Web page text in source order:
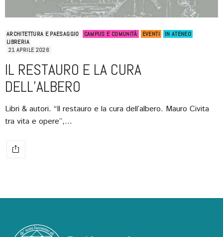
ARCHITETTURA E PAESAGGIO CAMPUS E COMUNITÀ EVENTI
IN ATENEO
LIBRERIA
21 APRILE 2026
IL RESTAURO E LA CURA
DELL’ALBERO
Libri & autori. “Il restauro e la cura dell’albero. Mauro Civita
tra vita e opere”,…